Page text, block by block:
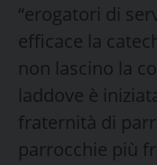
“erogatori di
efficace la
non lascino la
laddove è
fraternità di
parrocchie più